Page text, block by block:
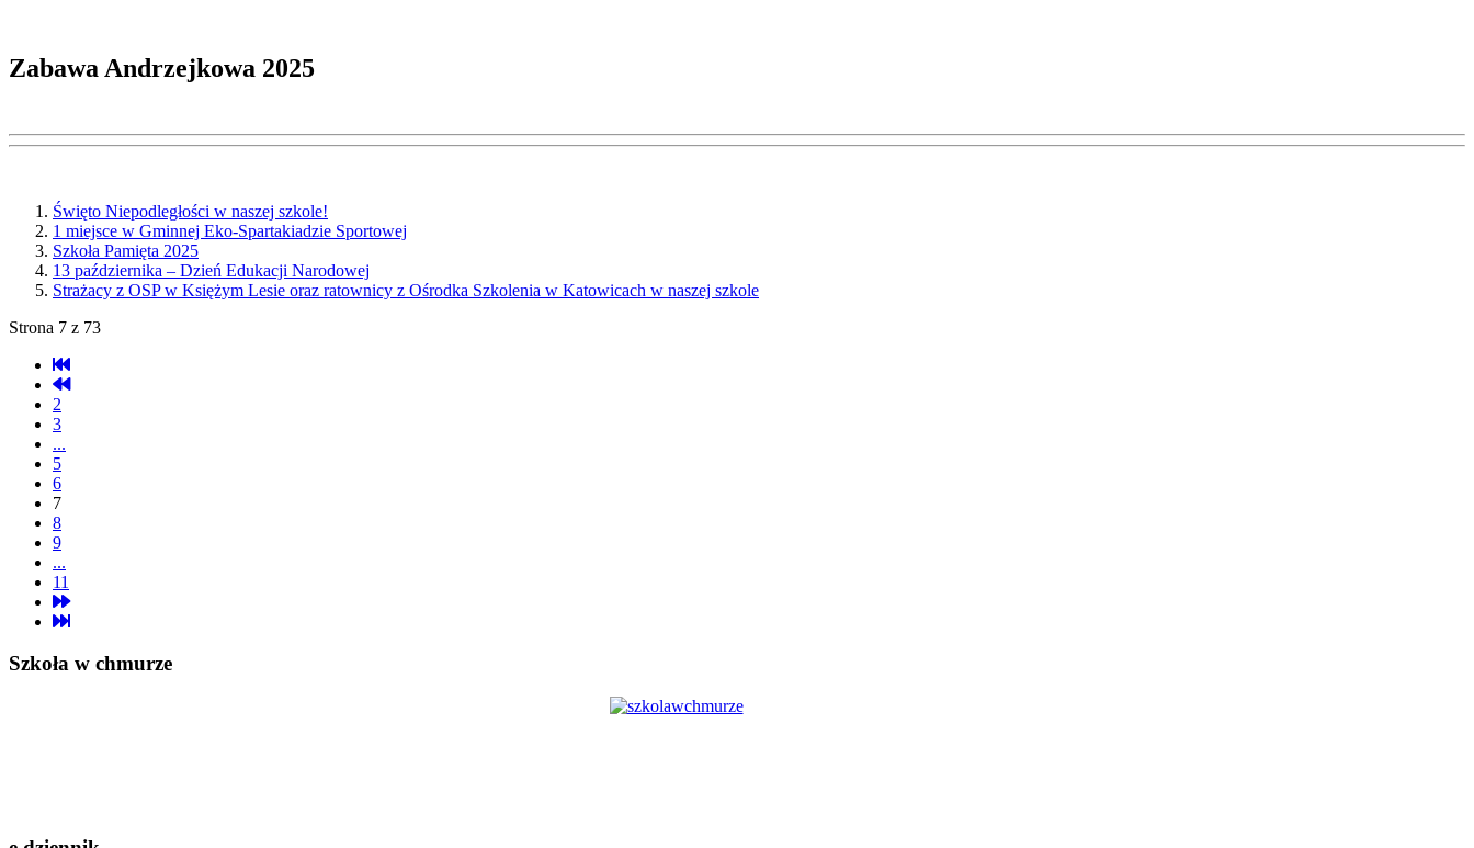
Zabawa Andrzejkowa 2025
Święto Niepodległości w naszej szkole!
1 miejsce w Gminnej Eko-Spartakiadzie Sportowej
Szkoła Pamięta 2025
13 października – Dzień Edukacji Narodowej
Strażacy z OSP w Księżym Lesie oraz ratownicy z Ośrodka Szkolenia w Katowicach w naszej szkole
Strona 7 z 73
2
3
...
5
6
7
8
9
...
11
Szkoła w chmurze